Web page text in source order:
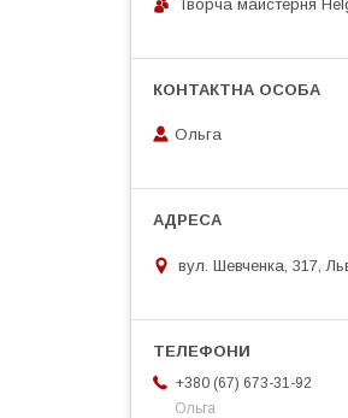
Творча майстерня
Ольга
вул. Шевченка, 317,
+380 (67) 673-31-92
Ольга